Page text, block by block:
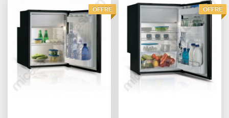
OFFRE OFFRE